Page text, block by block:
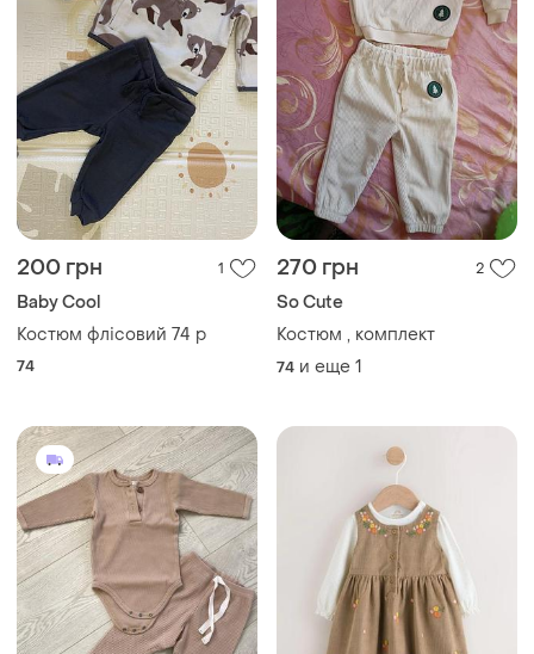
200 грн 1
Baby Cool
Костюм флісовий 74 р
74
270 грн 2
So Cute
Костюм , комплект
74 и еще 1